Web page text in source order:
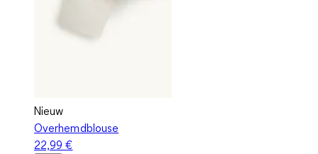
Nieuw
Overhemdblouse
22,99 €